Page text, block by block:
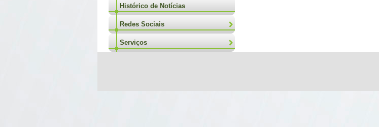
Histórico de Notícias
Redes Sociais
Serviços